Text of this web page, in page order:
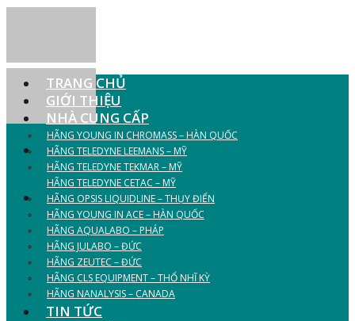
CUNG CẤP THIẾT BỊ
PHÒNG THÍ NGHIỆM
NGÀNH HÓA - THỰC
PHẨM - MÔI TRƯỜNG
TRANG CHỦ
GIỚI THIỆU
NHÀ CUNG CẤP
HÃNG YOUNG IN CHROMASS – HÀN QUỐC
HÃNG TELEDYNE LEEMANS – MỸ
HÃNG TELEDYNE TEKMAR – MỸ
HÃNG TELEDYNE CETAC – MỸ
HÃNG OPSIS LIQUIDLINE – THỤY ĐIỂN
HÃNG YOUNG IN ACE – HÀN QUỐC
HÃNG AQUALABO – PHÁP
HÃNG JULABO – ĐỨC
HÃNG ZEUTEC – ĐỨC
HÃNG CLS EQUIPMENT – THỔ NHĨ KỲ
HÃNG NANALYSIS – CANADA
TIN TỨC